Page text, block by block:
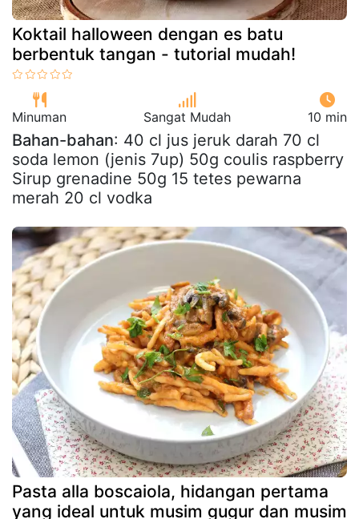
Koktail halloween dengan es batu
berbentuk tangan - tutorial mudah!
Minuman Sangat Mudah 10 min
Bahan-bahan: 40 cl jus jeruk darah 70 cl
soda lemon (jenis 7up) 50g coulis raspberry
Sirup grenadine 50g 15 tetes pewarna
merah 20 cl vodka
Pasta alla boscaiola, hidangan pertama
yang ideal untuk musim gugur dan musim